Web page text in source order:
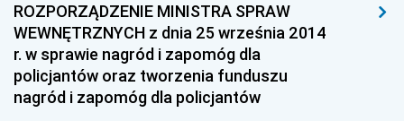
ROZPORZĄDZENIE MINISTRA SPRAW
WEWNĘTRZNYCH z dnia 25 września 2014
r. w sprawie nagród i zapomóg dla
policjantów oraz tworzenia funduszu
nagród i zapomóg dla policjantów